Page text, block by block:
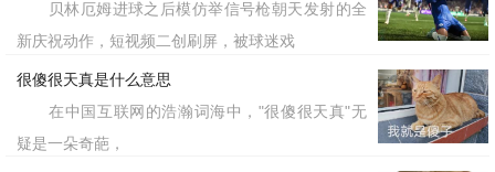
贝林厄姆进球之后模仿举信号枪朝天发射的全
新庆祝动作，短视频二创刷屏，被球迷戏
很傻很天真是什么意思
在中国互联网的浩瀚词海中，"很傻很天真"无
疑是一朵奇葩，